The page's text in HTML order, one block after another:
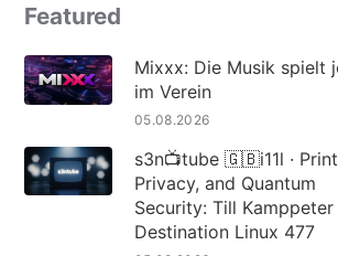
Featured
Mixxx: Die Musik spielt
im Verein
05.08.2026
s3n📺tube 🇬🇧i11l ·
Privacy, and Quantum
Security: Till
Destination Linux 477